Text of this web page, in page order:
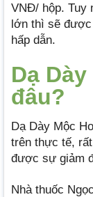
VNĐ/ hộp. Tuy
lớn thì sẽ được
hấp dẫn.
Dạ
đâu?
Dạ Dày Mộc
trên thực tế,
được sự giảm
Nhà thuốc